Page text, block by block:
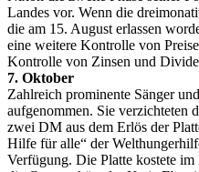
Landes vor. Wenn die
die am 15. August erlassen
eine weitere Kontrolle von
Kontrolle von Zinsen und
7. Oktober
Zahlreich prominente Sänger
aufgenommen. Sie verzichteten
zwei DM aus dem Erlös der
Hilfe für alle“ der
Verfügung. Die Platte kostete